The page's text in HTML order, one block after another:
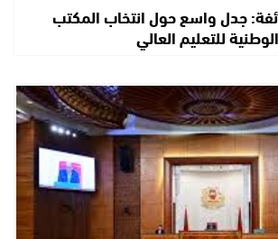
جدل واسع حول انتخاب المكتب
للتعليم العالي